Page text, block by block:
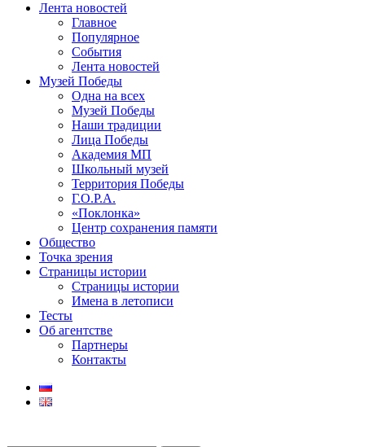
Лента новостей
Главное
Популярное
События
Лента новостей
Музей Победы
Одна на всех
Музей Победы
Наши традиции
Лица Победы
Академия МП
Школьный музей
Территория Победы
Г.О.Р.А.
«Поклонка»
Центр сохранения памяти
Общество
Точка зрения
Страницы истории
Страницы истории
Имена в летописи
Тесты
Об агентстве
Партнеры
Контакты